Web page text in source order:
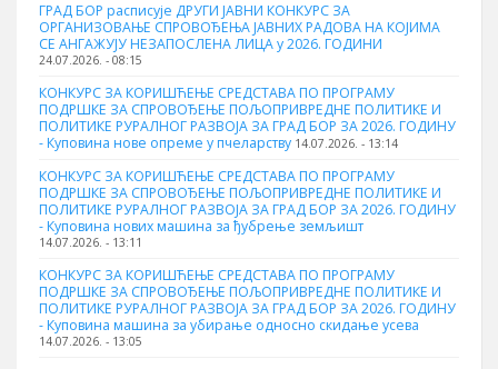
ГРАД БОР расписује ДРУГИ ЈАВНИ КОНКУРС ЗА
ОРГАНИЗОВАЊЕ СПРОВОЂЕЊА ЈАВНИХ РАДОВА НА КОЈИМА
СЕ АНГАЖУЈУ НЕЗАПОСЛЕНА ЛИЦА у 2026. ГОДИНИ
24.07.2026. - 08:15
КОНКУРС ЗА КОРИШЋЕЊЕ СРЕДСТАВА ПО ПРОГРАМУ
ПОДРШКЕ ЗА СПРОВОЂЕЊЕ ПОЉОПРИВРЕДНЕ ПОЛИТИКЕ И
ПОЛИТИКЕ РУРАЛНОГ РАЗВОЈА ЗА ГРАД БОР ЗА 2026. ГОДИНУ
- Куповина нове опреме у пчеларству 14.07.2026. - 13:14
КОНКУРС ЗА КОРИШЋЕЊЕ СРЕДСТАВА ПО ПРОГРАМУ
ПОДРШКЕ ЗА СПРОВОЂЕЊЕ ПОЉОПРИВРЕДНЕ ПОЛИТИКЕ И
ПОЛИТИКЕ РУРАЛНОГ РАЗВОЈА ЗА ГРАД БОР ЗА 2026. ГОДИНУ
- Куповина нових машина за ђубрење земљишт
14.07.2026. - 13:11
КОНКУРС ЗА КОРИШЋЕЊЕ СРЕДСТАВА ПО ПРОГРАМУ
ПОДРШКЕ ЗА СПРОВОЂЕЊЕ ПОЉОПРИВРЕДНЕ ПОЛИТИКЕ И
ПОЛИТИКЕ РУРАЛНОГ РАЗВОЈА ЗА ГРАД БОР ЗА 2026. ГОДИНУ
- Куповинa машина за убирање односно скидање усева
14.07.2026. - 13:05